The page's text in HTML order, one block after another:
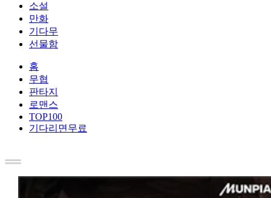
소설
만화
기다무
선물함
홈
무협
판타지
로맨스
TOP100
기다리면무료